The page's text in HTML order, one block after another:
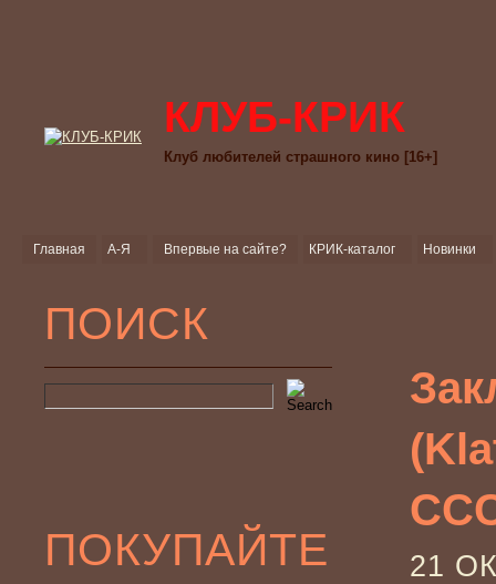
КЛУБ-КРИК
Клуб любителей страшного кино [16+]
Главная А-Я Впервые на сайте? КРИК-каталог Новинки
ПОИСК
ПОКУПАЙТЕ
21